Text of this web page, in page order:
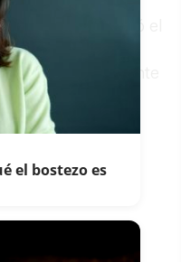
112 recibió el
Emergencias
de un accidente
ubicada en el
el bostezo es